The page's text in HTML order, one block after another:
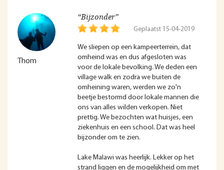
Thom
“Bijzonder”
Geplaatst 15-04-2019
We sliepen op een kampeerterrein, dat
omheind was en dus afgesloten was
voor de lokale bevolking. We deden een
village walk en zodra we buiten de
omheining waren, werden we zo'n
beetje bestormd door lokale mannen die
ons van alles wilden verkopen. Niet
prettig. We bezochten wat huisjes, een
ziekenhuis en een school. Dat was heel
bijzonder om te zien.
Lake Malawi was heerlijk. Lekker op het
strand liggen en de mogelijkheid om met